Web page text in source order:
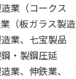
業（コークス
（板ガラス製造
業、七宝製品
・製鋼圧延
業、伸鉄業、